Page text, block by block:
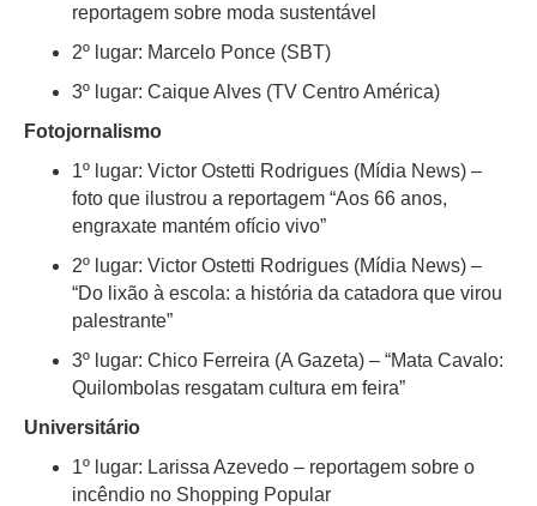
reportagem sobre moda sustentável
2º lugar: Marcelo Ponce (SBT)
3º lugar: Caique Alves (TV Centro América)
Fotojornalismo
1º lugar: Victor Ostetti Rodrigues (Mídia News) –
foto que ilustrou a reportagem “Aos 66 anos,
engraxate mantém ofício vivo”
2º lugar: Victor Ostetti Rodrigues (Mídia News) –
“Do lixão à escola: a história da catadora que virou
palestrante”
3º lugar: Chico Ferreira (A Gazeta) – “Mata Cavalo:
Quilombolas resgatam cultura em feira”
Universitário
1º lugar: Larissa Azevedo – reportagem sobre o
incêndio no Shopping Popular